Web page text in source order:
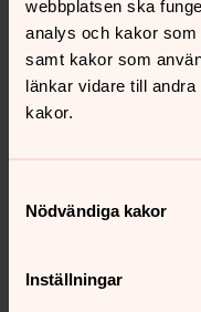
webbplatsen ska
analys och kakor som
samt kakor som
länkar vidare till
kakor.
Nödvändiga kakor
Inställningar
Konserter med
10 december 18.00
kvartetten.Läs mer
Julkonsert i Nydala
mer här!